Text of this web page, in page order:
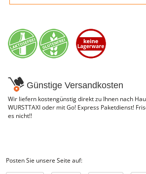
Günstige Versandkosten
Wir liefern kostengünstig direkt zu Ihnen nach
WURSTTAXI oder mit Go! Express Paketdienst!
es nicht!!
Posten Sie unsere Seite auf: